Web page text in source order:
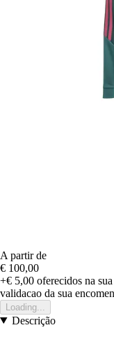
A partir de
€ 100,00
+€ 5,00 oferecidos na
validacao da sua
Loading...
Descrição